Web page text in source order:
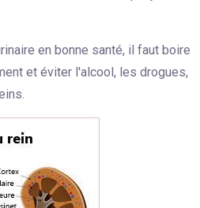
en bonne santé, il faut boire
et éviter l'alcool, les drogues,